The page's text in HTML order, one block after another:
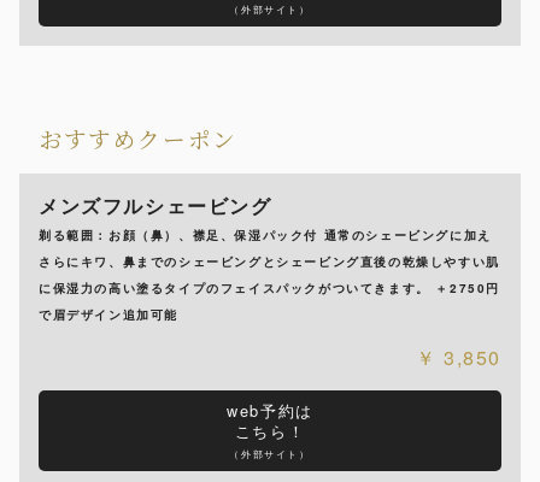
（外部サイト）
おすすめクーポン
メンズフルシェービング
剃る範囲：お顔（鼻）、襟足、保湿パック付 通常のシェービングに加え
さらにキワ、鼻までのシェービングとシェービング直後の乾燥しやすい肌
に保湿力の高い塗るタイプのフェイスパックがついてきます。 ＋2750円
で眉デザイン追加可能
3,850
web予約は
こちら！
（外部サイト）